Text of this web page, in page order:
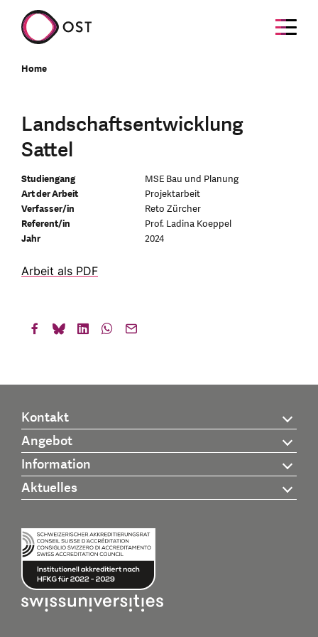
Home
Landschaftsentwicklung
Sattel
Studiengang
MSE Bau und Planung
Art der Arbeit
Projektarbeit
Verfasser/in
Reto Zürcher
Referent/in
Prof. Ladina Koeppel
Jahr
2024
Arbeit als PDF
Kontakt
Angebot
Information
Aktuelles